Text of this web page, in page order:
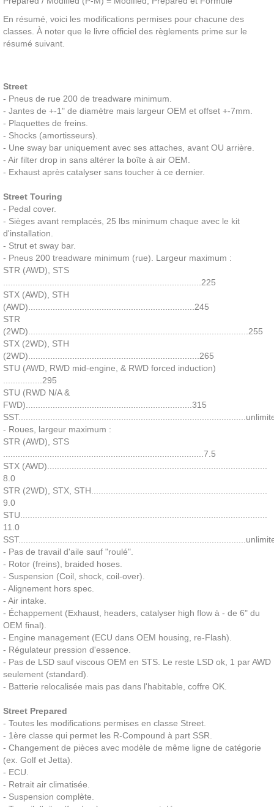
En résumé, voici les modifications permises pour chacune des
classes. À noter que le livre officiel des règlements prime sur le
résumé suivant.
Street
- Pneus de rue 200 de treadware minimum.
- Jantes de +-1" de diamètre mais largeur OEM et offset +-7mm.
- Plaquettes de freins.
- Shocks (amortisseurs).
- Une sway bar uniquement avec ses attaches, avant OU arrière.
- Air filter drop in sans altérer la boîte à air OEM.
- Exhaust après catalyser sans toucher à ce dernier.
Street Touring
- Pedal cover.
- Sièges avant remplacés, 25 lbs minimum chaque avec le kit
d'installation.
- Strut et sway bar.
- Pneus 200 treadware minimum (rue). Largeur maximum :
STR (AWD), STS
.................................................................................225
STX (AWD), STH
(AWD)....................................................................245
STR
(2WD)..........................................................................................255
STX (2WD), STH
(2WD)......................................................................265
STU (AWD, RWD mid-engine, & RWD forced induction)
................295
STU (RWD N/A &
FWD)....................................................................315
- Roues, largeur maximum :
STR (AWD), STS
..................................................................................7.5
STX (AWD)..........................................................................................
8.0
STR (2WD), STX, STH........................................................................
9.0
STU.....................................................................................................
11.0
- Pas de travail d'aile sauf "roulé".
- Rotor (freins), braided hoses.
- Suspension (Coil, shock, coil-over).
- Alignement hors spec.
- Air intake.
- Échappement (Exhaust, headers, catalyser high flow à - de 6" du
OEM final).
- Engine management (ECU dans OEM housing, re-Flash).
- Régulateur pression d'essence.
- Pas de LSD sauf viscous OEM en STS. Le reste LSD ok, 1 par AWD
seulement (standard).
- Batterie relocalisée mais pas dans l'habitable, coffre OK.
Street Prepared
- Toutes les modifications permises en classe Street.
- 1ère classe qui permet les R-Compound à part SSR.
- Changement de pièces avec modèle de même ligne de catégorie
(ex. Golf et Jetta).
- ECU.
- Retrait air climatisée.
- Suspension complète.